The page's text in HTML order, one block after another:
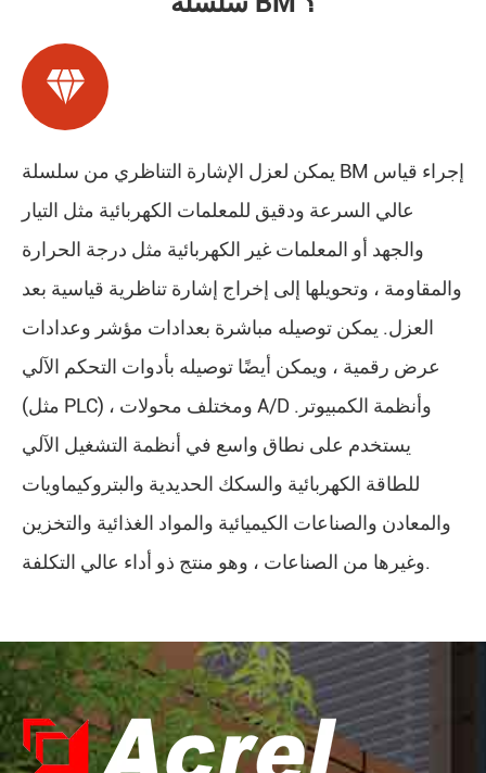

يمكن لعزل الإشارة التناظري من سلسلة BM إجراء قياس
عالي السرعة ودقيق للمعلمات الكهربائية مثل التيار
والجهد أو المعلمات غير الكهربائية مثل درجة الحرارة
والمقاومة ، وتحويلها إلى إخراج إشارة تناظرية قياسية بعد
العزل. يمكن توصيله مباشرة بعدادات مؤشر وعدادات
عرض رقمية ، ويمكن أيضًا توصيله بأدوات التحكم الآلي
(مثل PLC) ، ومختلف محولات A/D وأنظمة الكمبيوتر.
يستخدم على نطاق واسع في أنظمة التشغيل الآلي
للطاقة الكهربائية والسكك الحديدية والبتروكيماويات
والمعادن والصناعات الكيميائية والمواد الغذائية والتخزين
وغيرها من الصناعات ، وهو منتج ذو أداء عالي التكلفة.